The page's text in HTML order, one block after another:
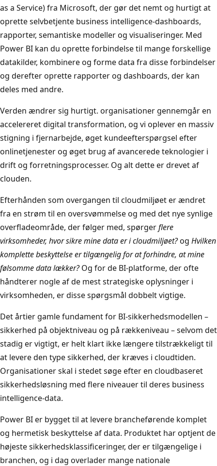
as a Service) fra Microsoft, der gør det nemt og hurtigt at
oprette selvbetjente business intelligence-dashboards,
rapporter, semantiske modeller og visualiseringer. Med
Power BI kan du oprette forbindelse til mange forskellige
datakilder, kombinere og forme data fra disse forbindelser
og derefter oprette rapporter og dashboards, der kan
deles med andre.
Verden ændrer sig hurtigt. organisationer gennemgår en
accelereret digital transformation, og vi oplever en massiv
stigning i fjernarbejde, øget kundeefterspørgsel efter
onlinetjenester og øget brug af avancerede teknologier i
drift og forretningsprocesser. Og alt dette er drevet af
clouden.
Efterhånden som overgangen til cloudmiljøet er ændret
fra en strøm til en oversvømmelse og med det nye synlige
overfladeområde, der følger med, spørgerflere
virksomheder, hvor sikre mine data er i cloudmiljøet?og Hvilken
komplette beskyttelse er tilgængelig for at forhindre, at mine
følsomme data lækker?Og for de BI-platforme, der ofte
håndterer nogle af de mest strategiske oplysninger i
virksomheden, er disse spørgsmål dobbelt vigtige.
Det årtier gamle fundament for BI-sikkerhedsmodellen –
sikkerhed på objektniveau og på rækkeniveau – selvom det
stadig er vigtigt, er helt klart ikke længere tilstrækkeligt til
at levere den type sikkerhed, der kræves i cloudtiden.
Organisationer skal i stedet søge efter en cloudbaseret
sikkerhedsløsning med flere niveauer til deres business
intelligence-data.
Power BI er bygget til at levere brancheførende komplet
og hermetisk beskyttelse af data. Produktet har optjent de
højeste sikkerhedsklassificeringer, der er tilgængelige i
branchen, og i dag overlader mange nationale